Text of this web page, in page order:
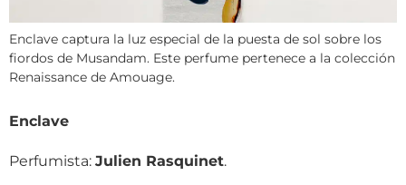
Enclave captura la luz especial de la puesta de sol sobre los
fiordos de Musandam. Este perfume pertenece a la colección
Renaissance de Amouage.
Enclave
Perfumista: Julien Rasquinet.